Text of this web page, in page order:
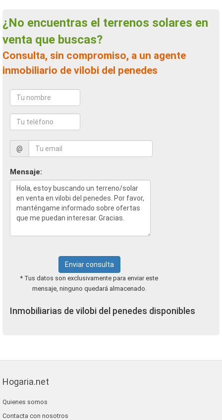
¿No encuentras el terrenos solares en
venta que buscas?
Consulta, sin compromiso, a un agente
inmobiliario de vilobi del penedes
@
Mensaje:
Enviar consulta
* Tus datos son exclusivamente para enviar este
mensaje, ninguno quedará almacenado.
Inmobiliarias de vilobi del penedes disponibles
Hogaria.net
Quienes somos
Contacta con nosotros